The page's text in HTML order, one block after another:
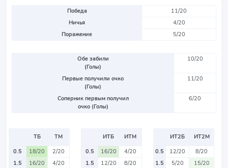
Победа
11/20
Ничья
4/20
Поражение
5/20
Обе забили
(Голы)
10/20
Первые получили очко
(Голы)
11/20
Соперник первым получил
очко (Голы)
6/20
ТБ
ТМ
0.5
18/20
2/20
1.5
16/20
4/20
ИТБ
ИТМ
0.5
16/20
4/20
1.5
12/20
8/20
ИТ2Б
ИТ2М
0.5
12/20
8/20
1.5
5/20
15/20